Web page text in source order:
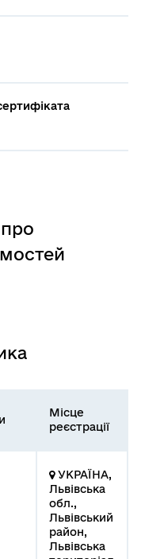
Місце
реєстрації
УКРАЇНА,
Львівська
обл.,
Львівський
район,
Львівська